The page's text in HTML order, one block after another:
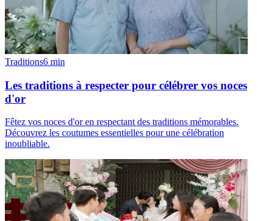
Traditions6 min
Les traditions à respecter pour célébrer vos noces
d'or
Fêtez vos noces d'or en respectant des traditions mémorables.
Découvrez les coutumes essentielles pour une célébration
inoubliable.